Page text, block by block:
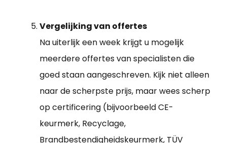
Vergelijking van offertes
Na uiterlijk een week krijgt u mogelijk
meerdere offertes van specialisten die
goed staan aangeschreven. Kijk niet alleen
naar de scherpste prijs, maar wees scherp
op certificering (bijvoorbeeld CE-
keurmerk, Recyclage,
Brandbestendigheidskeurmerk, TÜV